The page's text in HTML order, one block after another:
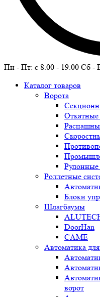
Пн - Пт: c 8.00 - 19.00 Сб -
Каталог товаров
Ворота
Откатные
Рулонные
Роллетные
Блоки
Шлагбаумы
DoorHan
CAME
Автоматика
ворот